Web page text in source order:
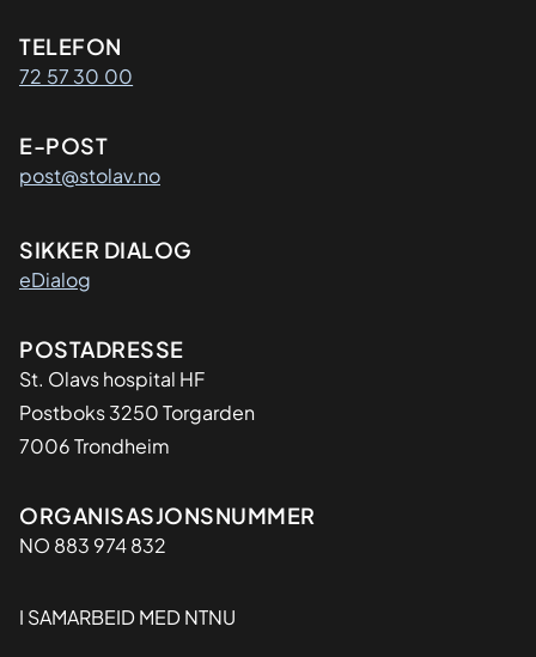
Kontaktinformasjon
TELEFON
72 57 30 00
E-POST
post@stolav.no
SIKKER DIALOG
eDialog
Adresse
POSTADRESSE
St. Olavs hospital HF
Postboks 3250 Torgarden
7006 Trondheim
Organisasjon
ORGANISASJONSNUMMER
NO 883 974 832
I SAMARBEID MED NTNU